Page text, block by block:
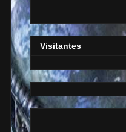
Visitantes